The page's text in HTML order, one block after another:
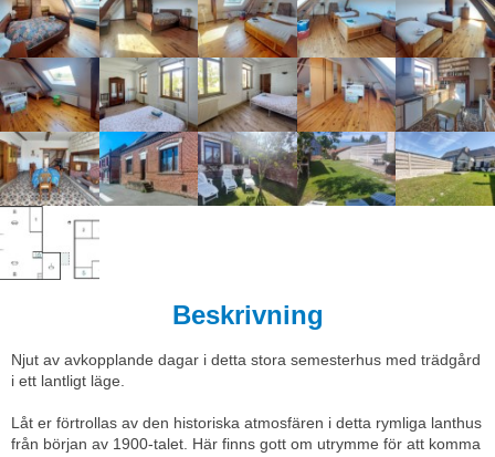
Beskrivning
Njut av avkopplande dagar i detta stora semesterhus med trädgård
i ett lantligt läge.
Låt er förtrollas av den historiska atmosfären i detta rymliga lanthus
från början av 1900-talet. Här finns gott om utrymme för att komma